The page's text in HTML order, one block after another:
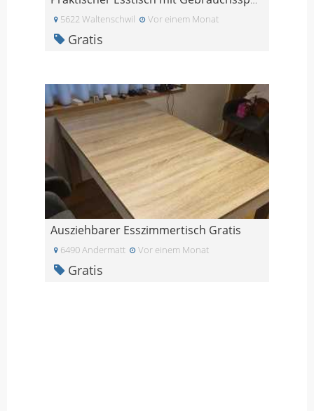
5622 Waltenschwil Vor einem Monat
Gratis
Ausziehbarer Esszimmertisch Gratis
6490 Andermatt Vor einem Monat
Gratis